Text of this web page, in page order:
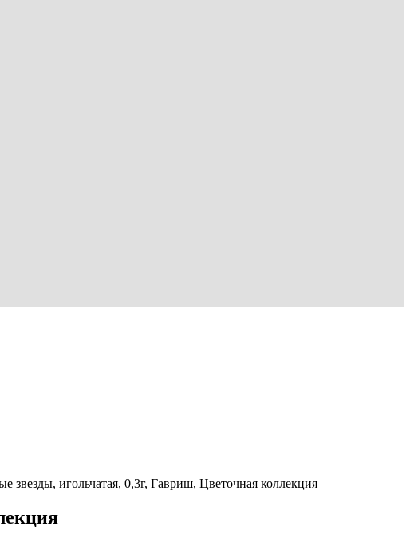
звезды, игольчатая, 0,3г, Гавриш, Цветочная коллекция